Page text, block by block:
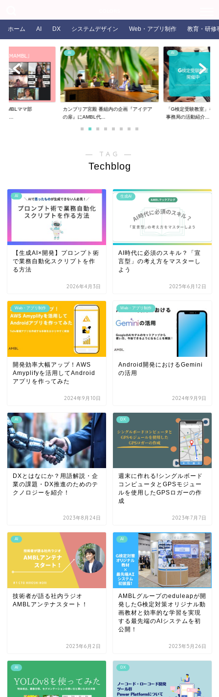
ホーム AI DX システムデザイン Web・アプリ制作 教育・研修
AMBLママ部
AI
カンブリア宮殿 番組内の企画『アイデア
の扉』にAMBL代...
AI
「G検定受験教室」を
事務局の活動紹介...
― TAG ―
Techblog
AI
【生成AI×開発】プロンプト術
で業務自動化スクリプトを作
る方法
2026年4月3日
生成AI
AI時代に必須のスキル？「宣
言型」の考え方をマスターし
よう
2025年6月12日
Web・アプリ制作
開発効率大幅アップ！AWS
Amyplifyを活用してAndroid
アプリを作ってみた
2024年9月10日
Web・アプリ制作
Android開発におけるGemini
の活用
2024年9月9日
AI
DXとはなにか？用語解説・企
業の課題・DX推進のためのテ
クノロジーを紹介！
2023年8月24日
DX
週末に作れる!シングルボード
コンピュータとGPSモジュー
ルを使用したGPSロガーの作
成
2023年7月7日
AI
技術者が語る社内ラジオ
AMBLアンテナスタート！
2023年6月2日
AI
AMBLグループのeduleapが開
発したG検定対策オリジナル動
画教材と効率的な学習を実現
する最先端のAIシステムを初
公開！
2023年5月26日
AI DX